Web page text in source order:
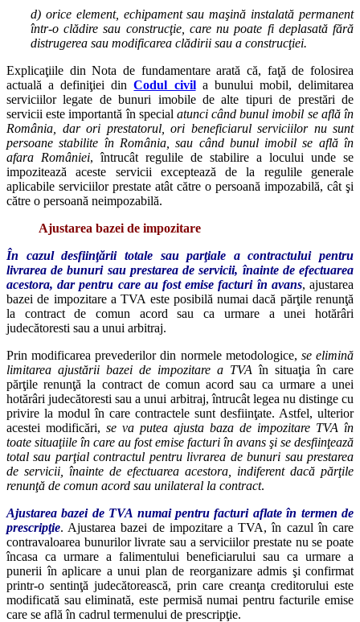
d) orice element, echipament sau maşină instalată permanent
într-o clădire sau construcţie, care nu poate fi deplasată fără
distrugerea sau modificarea clădirii sau a construcţiei.
Explicaţiile din Nota de fundamentare arată că, faţă de folosirea
actuală a definiţiei dinCodul civila bunului mobil, delimitarea
serviciilor legate de bunuri imobile de alte tipuri de prestări de
servicii este importantă în special atunci când bunul imobil se află în
România, dar ori prestatorul, ori beneficiarul serviciilor nu sunt
persoane stabilite în România, sau când bunul imobil se află în
afara României, întrucât regulile de stabilire a locului unde se
impozitează aceste servicii exceptează de la regulile generale
aplicabile serviciilor prestate atât către o persoană impozabilă, cât şi
către o persoană neimpozabilă.
Ajustarea bazei de impozitare
În cazul desfiinţării totale sau parţiale a contractului pentru
livrarea de bunuri sau prestarea de servicii, înainte de efectuarea
acestora, dar pentru care au fost emise facturi în avans, ajustarea
bazei de impozitare a TVA este posibilă numai dacă părţile renunţă
la contract de comun acord sau ca urmare a unei hotărâri
judecătoresti sau a unui arbitraj.
Prin modificarea prevederilor din normele metodologice, se elimină
limitarea ajustării bazei de impozitare a TVA în situaţia în care
părţile renunţă la contract de comun acord sau ca urmare a unei
hotărâri judecătoresti sau a unui arbitraj, întrucât legea nu distinge cu
privire la modul în care contractele sunt desfiinţate. Astfel, ulterior
acestei modificări, se va putea ajusta baza de impozitare TVA în
toate situaţiile în care au fost emise facturi în avans şi se desfiinţează
total sau parţial contractul pentru livrarea de bunuri sau prestarea
de servicii, înainte de efectuarea acestora, indiferent dacă părţile
renunţă de comun acord sau unilateral la contract.
Ajustarea bazei de TVA numai pentru facturi aflate în termen de
prescripţie. Ajustarea bazei de impozitare a TVA, în cazul în care
contravaloarea bunurilor livrate sau a serviciilor prestate nu se poate
încasa ca urmare a falimentului beneficiarului sau ca urmare a
punerii în aplicare a unui plan de reorganizare admis şi confirmat
printr-o sentinţă judecătorească, prin care creanţa creditorului este
modificată sau eliminată, este permisă numai pentru facturile emise
care se află în cadrul termenului de prescripţie.